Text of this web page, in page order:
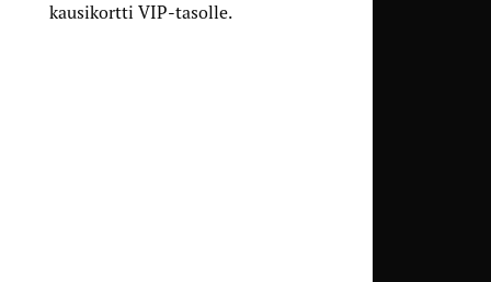
kausikortti VIP-tasolle.